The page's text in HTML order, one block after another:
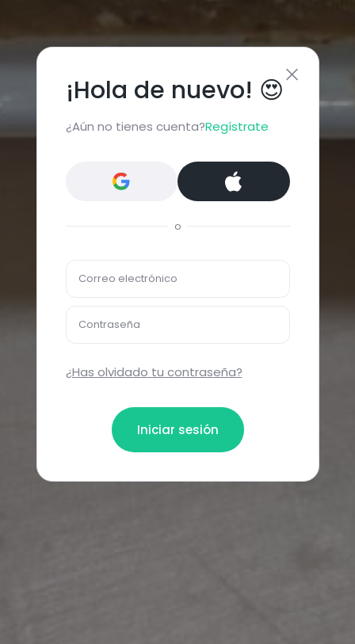
¡Hola de nuevo! 😍
¿Aún no tienes cuenta?Regístrate
o
Correo electrónico
Contraseña
¿Has olvidado tu contraseña?
Iniciar sesión